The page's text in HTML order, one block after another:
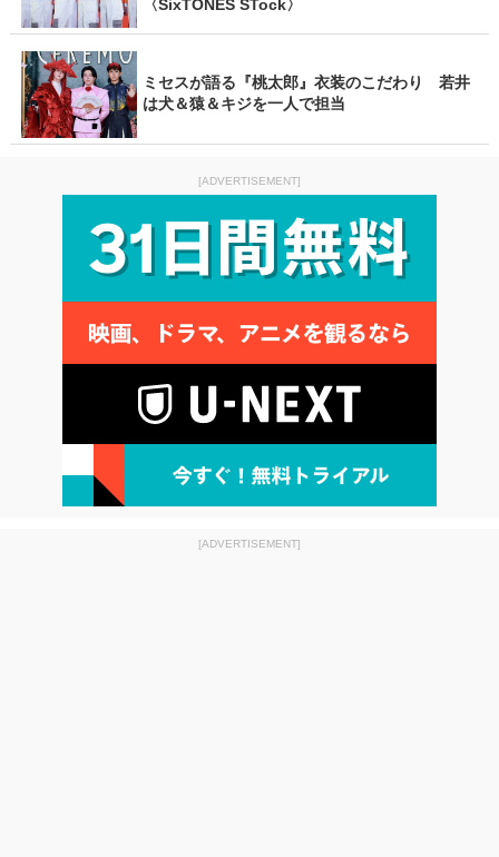
〈SixTONES STock〉
ミセスが語る『桃太郎』衣装のこだわり 若井
は犬＆猿＆キジを一人で担当
[ADVERTISEMENT]
[ADVERTISEMENT]